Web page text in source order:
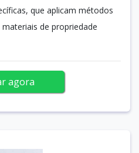
que aplicam métodos
de propriedade
agora